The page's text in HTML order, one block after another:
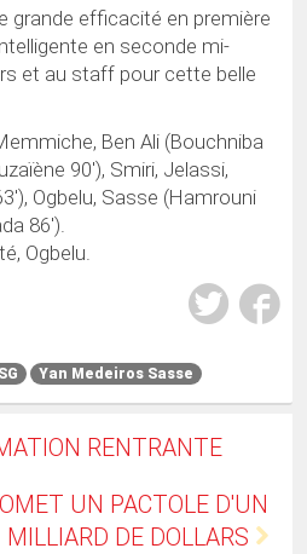
grande efficacité en première
en seconde mi-
et au staff pour cette belle
Ben Ali (Bouchniba
90'), Smiri, Jelassi,
Ogbelu, Sasse (Hamrouni
86').
Ogbelu.
Yan Medeiros Sasse
RENTRANTE
UN PACTOLE D'UN
MILLIARD DE DOLLARS